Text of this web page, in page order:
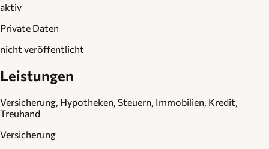
aktiv
Private Daten
nicht veröffentlicht
Leistungen
Versicherung, Hypotheken, Steuern, Immobilien, Kredit,
Treuhand
Versicherung